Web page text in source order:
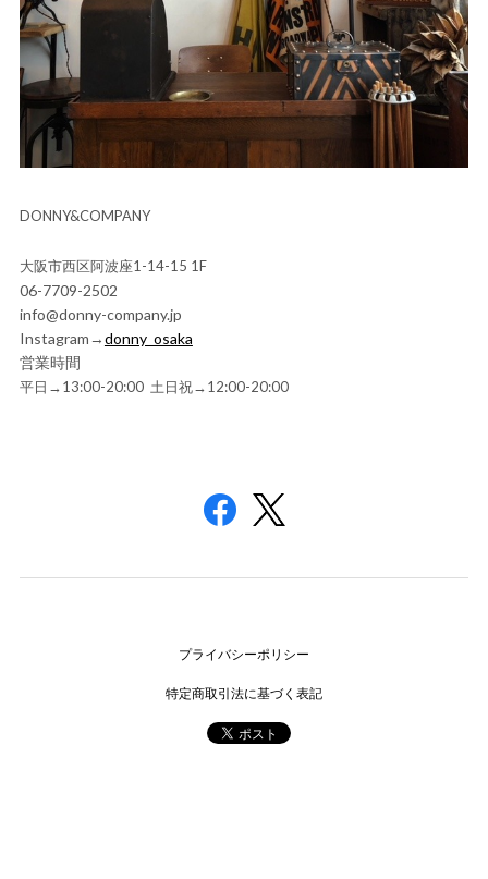
DONNY&COMPANY
大阪市西区阿波座1-14-15 1F
06-7709-2502
info@donny-company.jp
Instagram→donny_osaka
営業時間
平日→13:00-20:00 土日祝→12:00-20:00
プライバシーポリシー
特定商取引法に基づく表記